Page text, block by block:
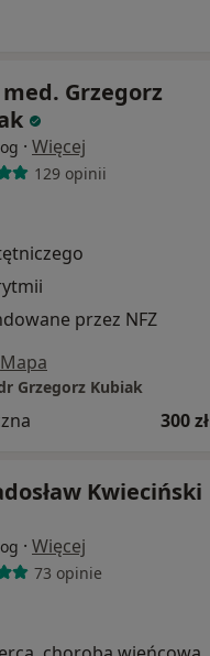
Grzegorz
· Więcej
129 opinii
przez NFZ
Mapa
Grzegorz Kubiak
300 zł
Kwieciński
· Więcej
73 opinie